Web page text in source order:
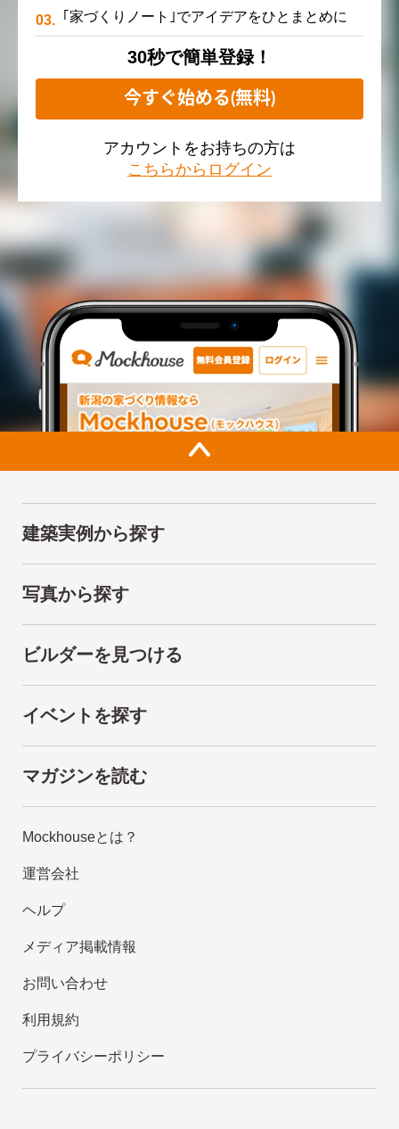
｢家づくりノート｣でアイデアをひとまとめに
30秒で簡単登録！
今すぐ始める(無料)
アカウントをお持ちの方は
こちらからログイン
建築実例から探す
写真から探す
ビルダーを見つける
イベントを探す
マガジンを読む
Mockhouseとは？
運営会社
ヘルプ
メディア掲載情報
お問い合わせ
利用規約
プライバシーポリシー